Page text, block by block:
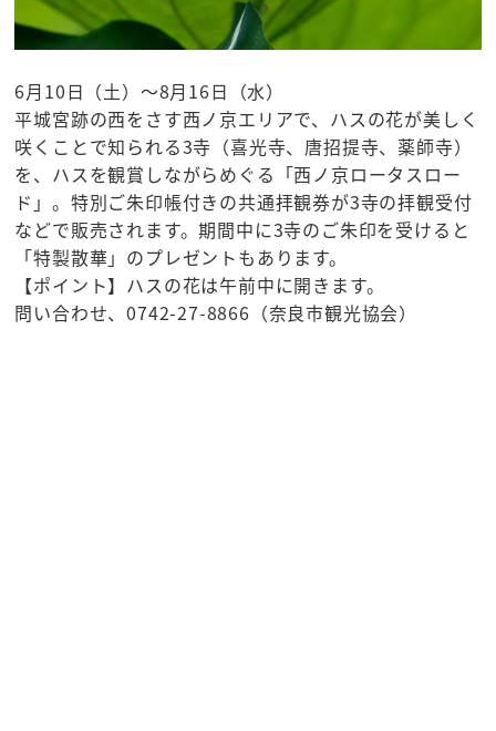
6月10日（土）～8月16日（水）
平城宮跡の西をさす西ノ京エリアで、ハスの花が美しく
咲くことで知られる3寺（喜光寺、唐招提寺、薬師寺）
を、ハスを観賞しながらめぐる「西ノ京ロータスロー
ド」。特別ご朱印帳付きの共通拝観券が3寺の拝観受付
などで販売されます。期間中に3寺のご朱印を受けると
「特製散華」のプレゼントもあります。
【ポイント】ハスの花は午前中に開きます。
問い合わせ、0742-27-8866（奈良市観光協会）